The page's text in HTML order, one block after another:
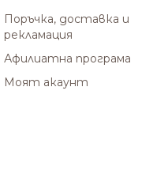
Поръчка, доставка и
рекламация
Афилиатна програма
Моят акаунт